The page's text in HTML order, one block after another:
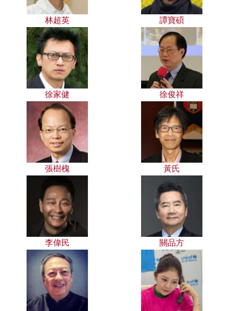
林超英 譚寶碩
徐家健 徐俊祥
張樹槐 黃氏
李偉民 關品方